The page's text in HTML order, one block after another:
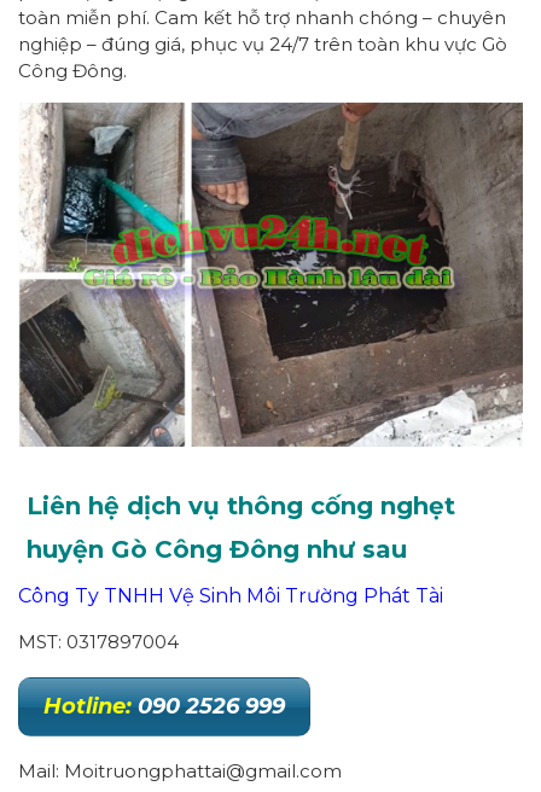
toàn miễn phí. Cam kết hỗ trợ nhanh chóng – chuyên
nghiệp – đúng giá, phục vụ 24/7 trên toàn khu vực Gò
Công Đông.
Liên hệ dịch vụ thông cống nghẹt
huyện Gò Công Đông như sau
Công Ty TNHH Vệ Sinh Môi Trường Phát Tài
MST: 0317897004
Hotline: 090 2526 999
Mail: Moitruongphattai@gmail.com